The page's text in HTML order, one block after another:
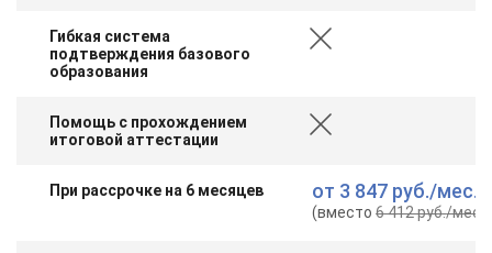
Гибкая система
подтверждения базового
образования
Помощь с прохождением
итоговой аттестации
При рассрочке на 6 месяцев от 3 847 руб./мес.
(вместо6 412 руб./мес.